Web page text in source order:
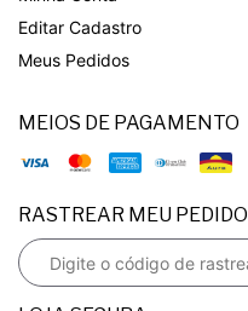
Editar Cadastro
Meus Pedidos
MEIOS DE PAGAMENTO
RASTREAR MEU PEDIDO